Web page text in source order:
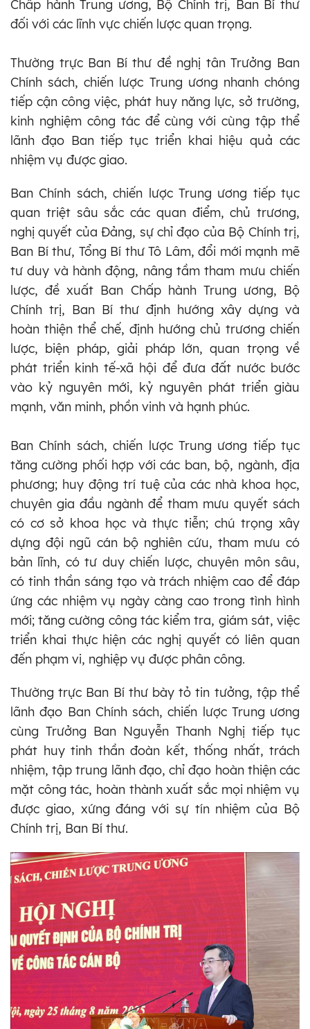
Chấp hành Trung ương, Bộ Chính trị, Ban Bí thư
đối với các lĩnh vực chiến lược quan trọng.
Thường trực Ban Bí thư đề nghị tân Trưởng Ban
Chính sách, chiến lược Trung ương nhanh chóng
tiếp cận công việc, phát huy năng lực, sở trường,
kinh nghiệm công tác để cùng với cùng tập thể
lãnh đạo Ban tiếp tục triển khai hiệu quả các
nhiệm vụ được giao.
Ban Chính sách, chiến lược Trung ương tiếp tục
quan triệt sâu sắc các quan điểm, chủ trương,
nghị quyết của Đảng, sự chỉ đạo của Bộ Chính trị,
Ban Bí thư, Tổng Bí thư Tô Lâm, đổi mới mạnh mẽ
tư duy và hành động, nâng tầm tham mưu chiến
lược, đề xuất Ban Chấp hành Trung ương, Bộ
Chính trị, Ban Bí thư định hướng xây dựng và
hoàn thiện thể chế, định hướng chủ trương chiến
lược, biện pháp, giải pháp lớn, quan trọng về
phát triển kinh tế-xã hội để đưa đất nước bước
vào kỷ nguyên mới, kỷ nguyên phát triển giàu
mạnh, văn minh, phồn vinh và hạnh phúc.
Ban Chính sách, chiến lược Trung ương tiếp tục
tăng cường phối hợp với các ban, bộ, ngành, địa
phương; huy động trí tuệ của các nhà khoa học,
chuyên gia đầu ngành để tham mưu quyết sách
có cơ sở khoa học và thực tiễn; chú trọng xây
dựng đội ngũ cán bộ nghiên cứu, tham mưu có
bản lĩnh, có tư duy chiến lược, chuyên môn sâu,
có tinh thần sáng tạo và trách nhiệm cao để đáp
ứng các nhiệm vụ ngày càng cao trong tình hình
mới; tăng cường công tác kiểm tra, giám sát, việc
triển khai thực hiện các nghị quyết có liên quan
đến phạm vi, nghiệp vụ được phân công.
Thường trực Ban Bí thư bày tỏ tin tưởng, tập thể
lãnh đạo Ban Chính sách, chiến lược Trung ương
cùng Trưởng Ban Nguyễn Thanh Nghị tiếp tục
phát huy tinh thần đoàn kết, thống nhất, trách
nhiệm, tập trung lãnh đạo, chỉ đạo hoàn thiện các
mặt công tác, hoàn thành xuất sắc mọi nhiệm vụ
được giao, xứng đáng với sự tín nhiệm của Bộ
Chính trị, Ban Bí thư.